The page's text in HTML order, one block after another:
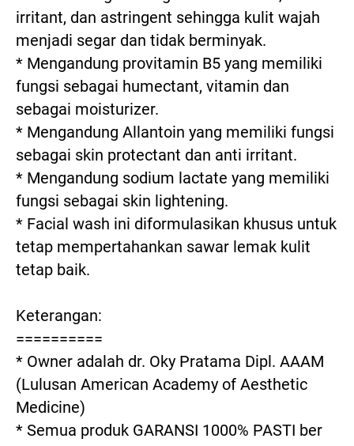
irritant, dan astringent sehingga kulit wajah
menjadi segar dan tidak berminyak.
* Mengandung provitamin B5 yang memiliki
fungsi sebagai humectant, vitamin dan
sebagai moisturizer.
* Mengandung Allantoin yang memiliki fungsi
sebagai skin protectant dan anti irritant.
* Mengandung sodium lactate yang memiliki
fungsi sebagai skin lightening.
* Facial wash ini diformulasikan khusus untuk
tetap mempertahankan sawar lemak kulit
tetap baik.
Keterangan:
==========
* Owner adalah dr. Oky Pratama Dipl. AAAM
(Lulusan American Academy of Aesthetic
Medicine)
* Semua produk GARANSI 1000% PASTI ber